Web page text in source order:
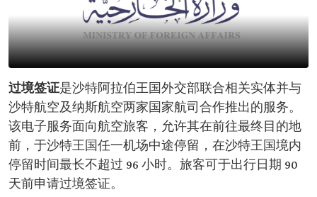
过境签证是沙特阿拉伯王国外交部联合相关实体并与
沙特航空及纳斯航空两家国家航司合作推出的服务。
该电子服务面向航空旅客，允许其在前往最终目的地
前，于沙特王国任一机场中途停留，在沙特王国境内
停留时间最长不超过 96 小时。旅客可于出行日期 90
天前申请过境签证。